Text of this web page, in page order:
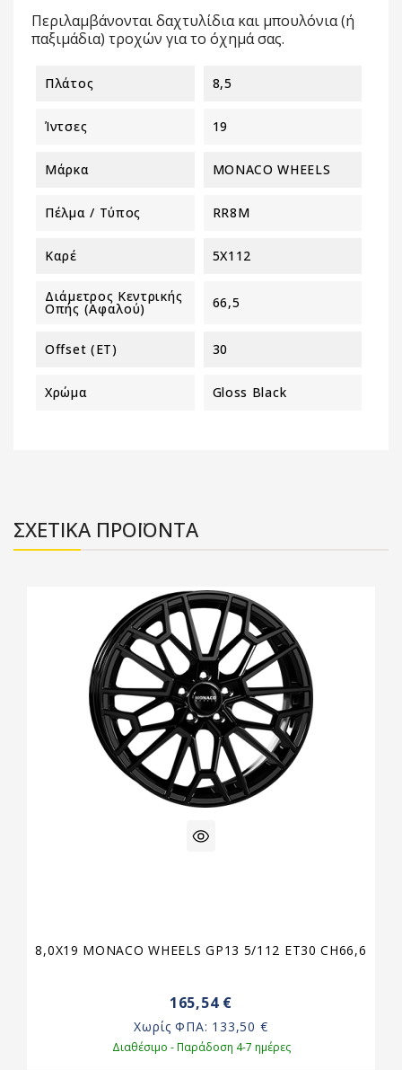
Περιλαμβάνονται δαχτυλίδια και μπουλόνια (ή
παξιμάδια) τροχών για το όχημά σας.
Πλάτος 8,5
Ίντσες 19
Μάρκα MONACO WHEELS
Πέλμα / Τύπος RR8M
Καρέ 5X112
Διάμετρος Κεντρικής
Οπής (αφαλού) 66,5
Offset (ET) 30
Χρώμα Gloss Black
ΣΧΕΤΙΚΑ ΠΡΟΪΟΝΤΑ
8,0X19 MONACO WHEELS GP13 5/112 ET30 CH66,6
165,54 €
Χωρίς ΦΠΑ: 133,50 €
Διαθέσιμο - Παράδοση 4-7 ημέρες